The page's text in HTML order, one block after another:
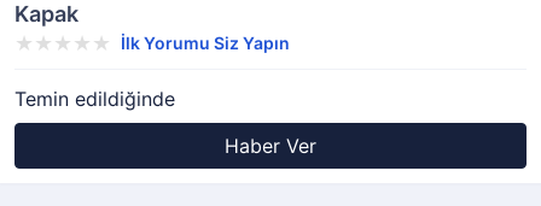
Kapak
İlk Yorumu Siz Yapın
Temin edildiğinde
Haber Ver